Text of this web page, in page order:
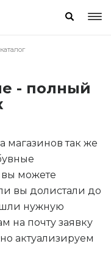
- полный
магазинов так же
можете
вы долистали до
нужную
на почту заявку
актуализируем